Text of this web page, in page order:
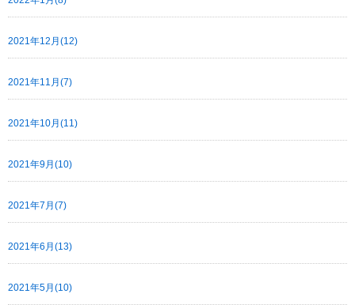
2021年12月(12)
2021年11月(7)
2021年10月(11)
2021年9月(10)
2021年7月(7)
2021年6月(13)
2021年5月(10)